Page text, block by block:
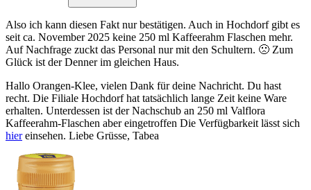
Also ich kann diesen Fakt nur bestätigen. Auch in Hochdorf gibt es
seit ca. November 2025 keine 250 ml Kaffeerahm Flaschen mehr.
Auf Nachfrage zuckt das Personal nur mit den Schultern. 🙁 Zum
Glück ist der Denner im gleichen Haus.
Hallo Orangen-Klee, vielen Dank für deine Nachricht. Du hast
recht. Die Filiale Hochdorf hat tatsächlich lange Zeit keine Ware
erhalten. Unterdessen ist der Nachschub an 250 ml Valflora
Kaffeerahm-Flaschen aber eingetroffen Die Verfügbarkeit lässt sich
hiereinsehen. Liebe Grüsse, Tabea